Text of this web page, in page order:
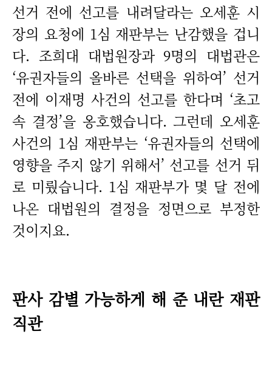
선거 전에 선고를 내려달라는 오세훈 시
장의 요청에 1심 재판부는 난감했을 겁니
다. 조희대 대법원장과 9명의 대법관은
‘유권자들의 올바른 선택을 위하여’ 선거
전에 이재명 사건의 선고를 한다며 ‘초고
속 결정’을 옹호했습니다. 그런데 오세훈
사건의 1심 재판부는 ‘유권자들의 선택에
영향을 주지 않기 위해서’ 선고를 선거 뒤
로 미뤘습니다. 1심 재판부가 몇 달 전에
나온 대법원의 결정을 정면으로 부정한
것이지요.
판사 감별 가능하게 해 준 내란 재판
직관